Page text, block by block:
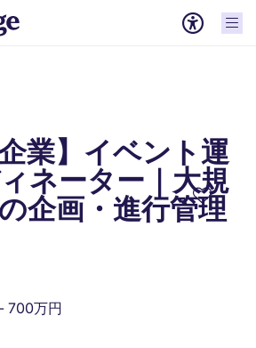
企業】イベント運
ネーター｜大規
企画・進行管理
700万円